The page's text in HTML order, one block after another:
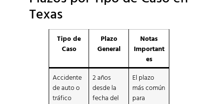
Texas
Tipo de
Caso
Plazo
General
Notas
Important
es
Accidente
de auto o
tráfico
2 años
desde la
fecha del
El plazo
más común
para